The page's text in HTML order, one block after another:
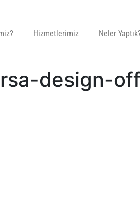
Hizmetlerimiz Neler
design-